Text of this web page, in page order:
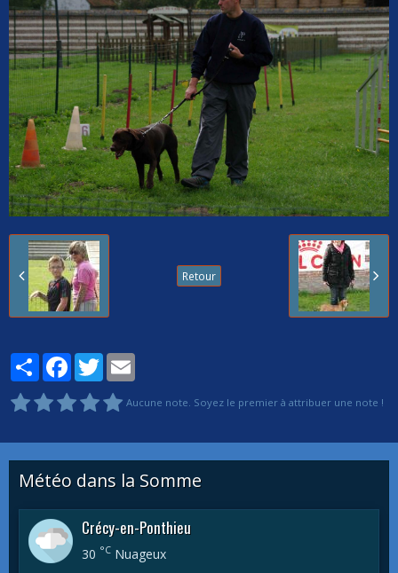
Retour
PartagerFacebook
Twitter
Aucune note. Soyez le premier à attribuer une note !
Météo dans la Somme
Crécy-en-Ponthieu
30 °C Nuageux